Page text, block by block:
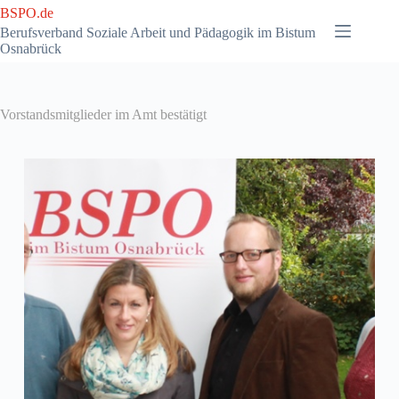
Zum
Inhalt
springen
BSPO.de
Berufsverband Soziale Arbeit und Pädagogik im Bistum
Osnabrück
Vorstandsmitglieder im Amt bestätigt